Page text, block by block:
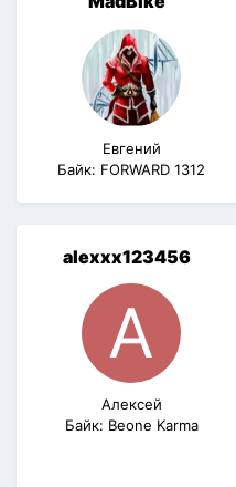
Евгений
Байк: FORWARD 1312
alexxx123456
Алексей
Байк: Beone Karma